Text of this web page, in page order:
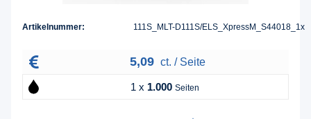
Artikelnummer: 111S_MLT-D111S/ELS_XpressM_S44018_1x
5,09 ct. / Seite
1 x 1.000 Seiten